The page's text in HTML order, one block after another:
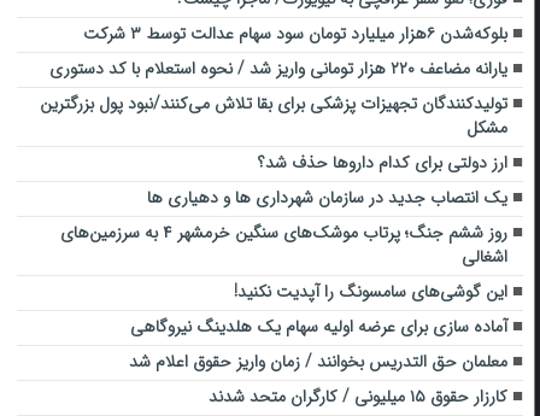
بلوکه‌شدن ۶هزار میلیارد تومان سود سهام عدالت توسط ۳ شرکت
یارانه مضاعف ۲۲۰ هزار تومانی واریز شد / نحوه استعلام با کد دستوری
تولیدکنندگان تجهیزات پزشکی برای بقا تلاش می‌کنند/نبود پول بزرگترین
مشکل
ارز دولتی برای کدام داروها حذف شد؟
یک انتصاب جدید در سازمان شهرداری ها و دهیاری ها
روز ششم جنگ؛ پرتاب موشک‌های سنگین خرمشهر ۴ به سرزمین‌های
اشغالی
این گوشی‌های سامسونگ را آپدیت نکنید!
آماده سازی برای عرضه اولیه سهام یک هلدینگ نیروگاهی
معلمان حق التدریس بخوانند / زمان واریز حقوق اعلام شد
کارزار حقوق ۱۵ میلیونی / کارگران متحد شدند